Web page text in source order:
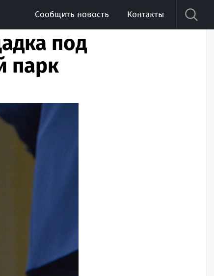
Сообщить новость Контакты
под
парк